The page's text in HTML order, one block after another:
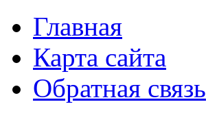
Главная
Карта сайта
Обратная связь